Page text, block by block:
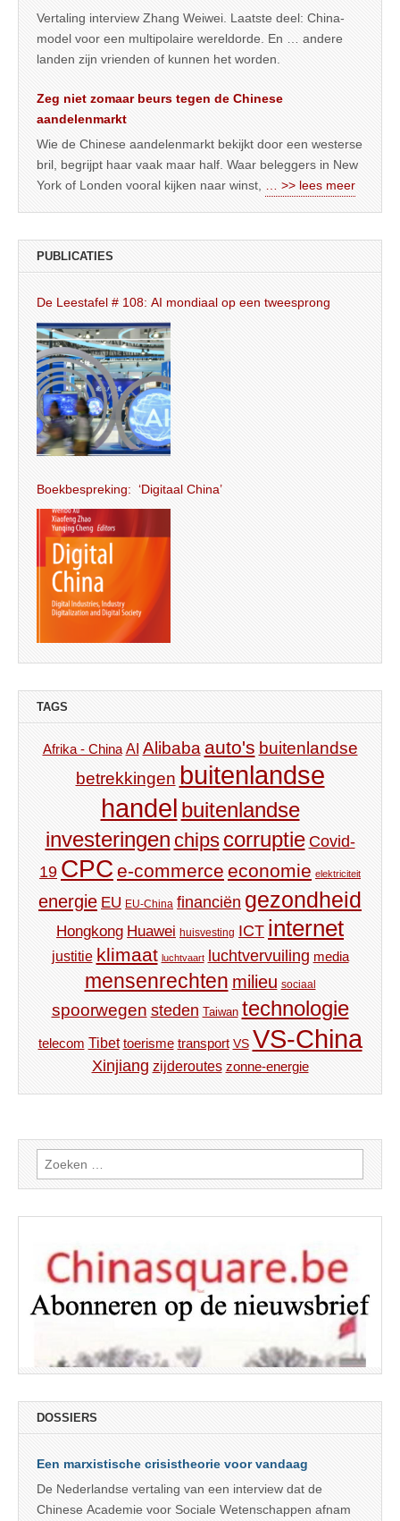
Vertaling interview Zhang Weiwei. Laatste deel: China-
model voor een multipolaire wereldorde. En … andere
landen zijn vrienden of kunnen het worden.
Zeg niet zomaar beurs tegen de Chinese
aandelenmarkt
Wie de Chinese aandelenmarkt bekijkt door een westerse
bril, begrijpt haar vaak maar half. Waar beleggers in New
York of Londen vooral kijken naar winst,
… >> lees meer
PUBLICATIES
De Leestafel # 108: AI mondiaal op een tweesprong
Boekbespreking: ‘Digitaal China’
TAGS
Afrika - China AI Alibaba auto's buitenlandse
betrekkingen buitenlandse
handel buitenlandse
investeringen chips corruptie Covid-
19 CPC e-commerce economie elektriciteit
energie EU EU-China financiën gezondheid
Hongkong Huawei huisvesting ICT internet
justitie klimaat luchtvaart luchtvervuiling media
mensenrechten milieu sociaal
spoorwegen steden Taiwan technologie
telecom Tibet toerisme transport VS VS-China
Xinjiang zijderoutes zonne-energie
Zoeken
naar:
DOSSIERS
Een marxistische crisistheorie voor vandaag
De Nederlandse vertaling van een interview dat de
Chinese Academie voor Sociale Wetenschappen afnam